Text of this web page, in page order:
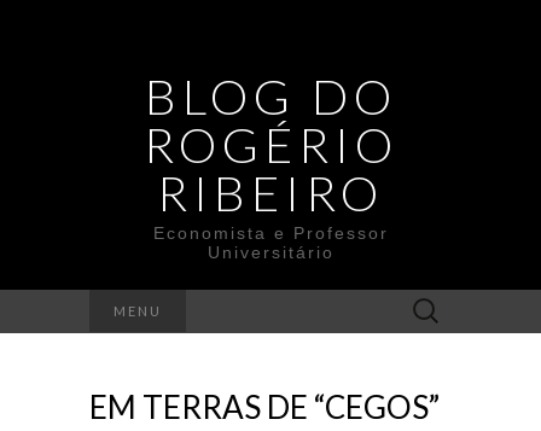
BLOG DO
ROGÉRIO
RIBEIRO
Economista e Professor
Universitário
MENU
Search
for:
EM TERRAS DE “CEGOS”